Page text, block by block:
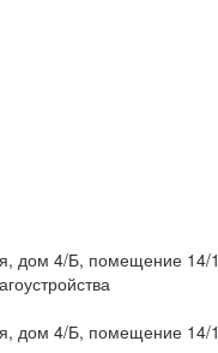
дом 4/Б, помещение 14/1
дом 4/Б, помещение 14/1